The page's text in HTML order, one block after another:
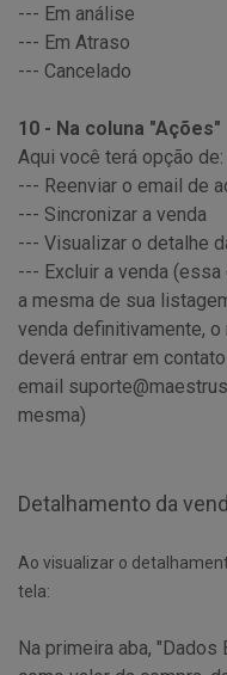
--- Em análise
--- Em Atraso
--- Cancelado
10 - Na coluna "Ações"
Aqui você terá opção de:
--- Reenviar o email de
--- Sincronizar a venda
--- Visualizar o detalhe
--- Excluir a venda
a mesma de sua
venda definitivamente,
deverá entrar em
email
mesma)
Detalhamento da
Ao visualizar o
tela:
Na primeira aba,